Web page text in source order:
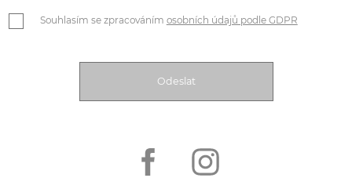
Souhlasím se zpracováním osobních údajů podle GDPR